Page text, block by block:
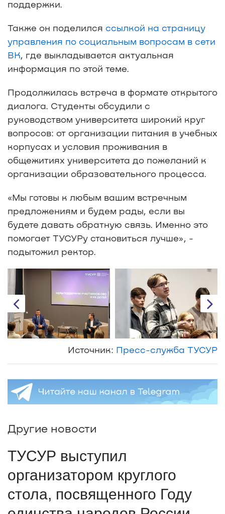
поддержки.
Также он поделился ссылкой на страницу
управления по социальным вопросам в сети
ВК, где выкладывается актуальная
информация по этой теме.
Продолжилась встреча в формате открытого
диалога. Студенты обсудили с
руководством университета широкий круг
вопросов: от организации питания в учебных
корпусах и условия проживания в
общежитиях университета до пожеланий к
организации образовательного процесса.
«Мы готовы к любым вашим встречным
предложениям и будем рады, если вы
будете давать обратную связь. Именно это
помогает ТУСУРу становиться лучше», -
подытожил ректор.
Источник: Пресс-служба ТУСУР
Другие новости
ТУСУР выступил
организатором круглого
стола, посвященного Году